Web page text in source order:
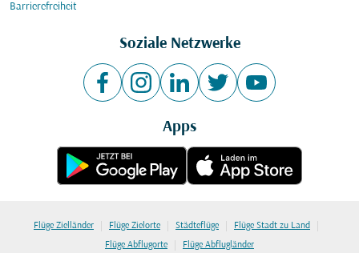
Barrierefreiheit
Soziale Netzwerke
Apps
Flüge Zielländer | Flüge Zielorte | Städteflüge | Flüge Stadt zu Land |
Flüge Abflugorte | Flüge Abflugländer